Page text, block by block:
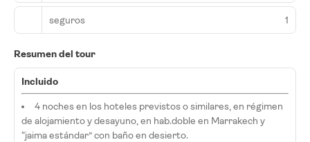
seguros 1
Resumen del tour
Incluido
4 noches en los hoteles previstos o similares, en régimen
de alojamiento y desayuno, en hab.doble en Marrakech y
“jaima estándar” con baño en desierto.